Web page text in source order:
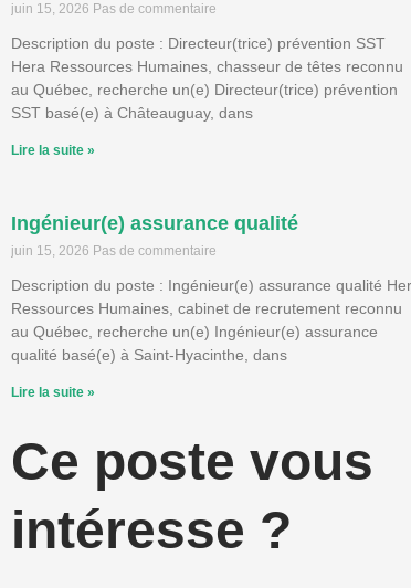
juin 15, 2026 Pas de commentaire
Description du poste : Directeur(trice) prévention SST
Hera Ressources Humaines, chasseur de têtes reconnu
au Québec, recherche un(e) Directeur(trice) prévention
SST basé(e) à Châteauguay, dans
Lire la suite »
Ingénieur(e) assurance qualité
juin 15, 2026 Pas de commentaire
Description du poste : Ingénieur(e) assurance qualité
Ressources Humaines, cabinet de recrutement reconnu
au Québec, recherche un(e) Ingénieur(e) assurance
qualité basé(e) à Saint-Hyacinthe, dans
Lire la suite »
Ce poste vous
intéresse ?